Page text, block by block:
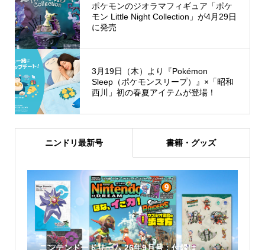
ポケモンのジオラマフィギュア「ポケ
モン Little Night Collection」が4月29日
に発売
3月19日（木）より『Pokémon
Sleep（ポケモンスリープ）』×「昭和
西川」初の春夏アイテムが登場！
ニンドリ最新号 書籍・グッズ
ニンテンドードリーム 26年9月号：付録は